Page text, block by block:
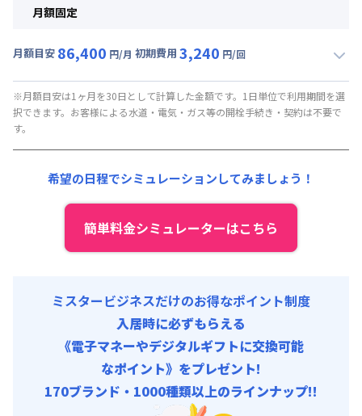
月額固定
月額目安 86,400 円/月 初期費用 3,240 円/回
月額賃料目安(30日利用)
賃料 : 86,400円/月 (2,880円/日)
光熱費他 :
※月額目安は1ヶ月を30日として計算した金額です。1日単位で利用期間を選
択できます。お客様による水道・電気・ガス等の開栓手続き・契約は不要で
す。
希望の日程でシミュレーションしてみましょう！
簡単料金シミュレーターはこちら
ミスタービジネスだけのお得なポイント制度
入居時に必ずもらえる
《電子マネーやデジタルギフトに交換可能
なポイント》をプレゼント!
170ブランド・1000種類以上のラインナップ!!